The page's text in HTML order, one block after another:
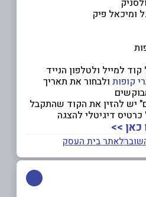
ומיכאל פיק
קופות ולבחור את תאריך
>>
לאתר בית העסק